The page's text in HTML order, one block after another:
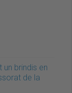
brindis en
de la